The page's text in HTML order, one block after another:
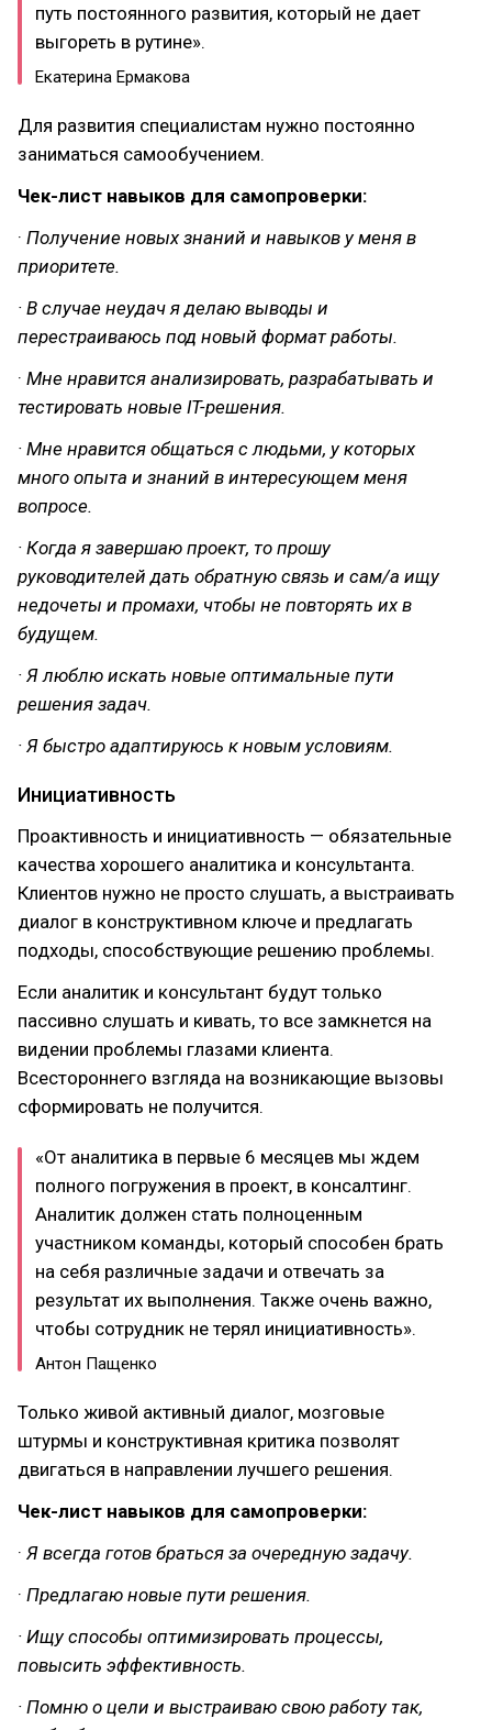
путь постоянного развития, который не дает
выгореть в рутине».
Екатерина Ермакова
Для развития специалистам нужно постоянно
заниматься самообучением.
Чек-лист навыков для самопроверки:
· Получение новых знаний и навыков у меня в
приоритете.
· В случае неудач я делаю выводы и
перестраиваюсь под новый формат работы.
· Мне нравится анализировать, разрабатывать и
тестировать новые IT-решения.
· Мне нравится общаться с людьми, у которых
много опыта и знаний в интересующем меня
вопросе.
· Когда я завершаю проект, то прошу
руководителей дать обратную связь и сам/а ищу
недочеты и промахи, чтобы не повторять их в
будущем.
· Я люблю искать новые оптимальные пути
решения задач.
· Я быстро адаптируюсь к новым условиям.
Инициативность
Проактивность и инициативность — обязательные
качества хорошего аналитика и консультанта.
Клиентов нужно не просто слушать, а выстраивать
диалог в конструктивном ключе и предлагать
подходы, способствующие решению проблемы.
Если аналитик и консультант будут только
пассивно слушать и кивать, то все замкнется на
видении проблемы глазами клиента.
Всестороннего взгляда на возникающие вызовы
сформировать не получится.
«От аналитика в первые 6 месяцев мы ждем
полного погружения в проект, в консалтинг.
Аналитик должен стать полноценным
участником команды, который способен брать
на себя различные задачи и отвечать за
результат их выполнения. Также очень важно,
чтобы сотрудник не терял инициативность».
Антон Пащенко
Только живой активный диалог, мозговые
штурмы и конструктивная критика позволят
двигаться в направлении лучшего решения.
Чек-лист навыков для самопроверки:
· Я всегда готов браться за очередную задачу.
· Предлагаю новые пути решения.
· Ищу способы оптимизировать процессы,
повысить эффективность.
· Помню о цели и выстраиваю свою работу так,